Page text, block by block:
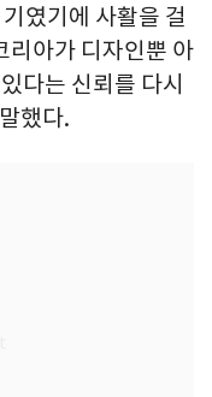
였기에 사활을 걸
아가 디자인뿐 아
다는 신뢰를 다시
했다.